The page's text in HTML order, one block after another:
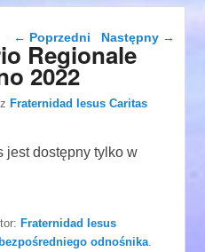
Nawigacja wpisu
← Poprzedni Następny →
Regionale
2022
Fraternidad Iesus Caritas
jest dostępny tylko w
Fraternidad Iesus
bezpośredniego odnośnika